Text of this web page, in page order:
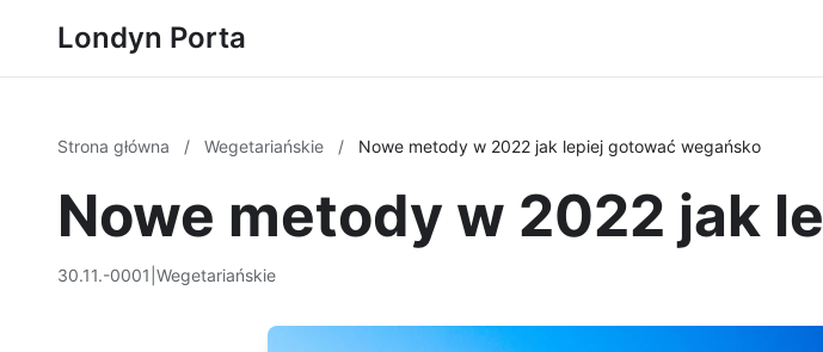
Londyn Porta
Strona główna / Wegetariańskie / Nowe metody w 2022 jak lepiej gotować wegańsko
Nowe metody w 2022 jak
30.11.-0001 Wegetariańskie